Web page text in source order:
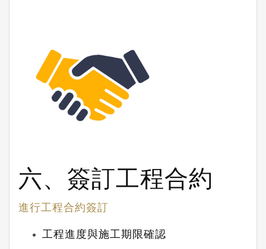
六、簽訂工程合約
進行工程合約簽訂
工程進度與施工期限確認